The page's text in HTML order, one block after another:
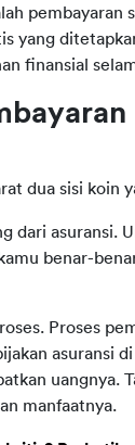
pembayaran
yang
finansial
dua sisi koin
dari asuransi.
benar-
Proses
asuransi
uangnya.
manfaatnya.